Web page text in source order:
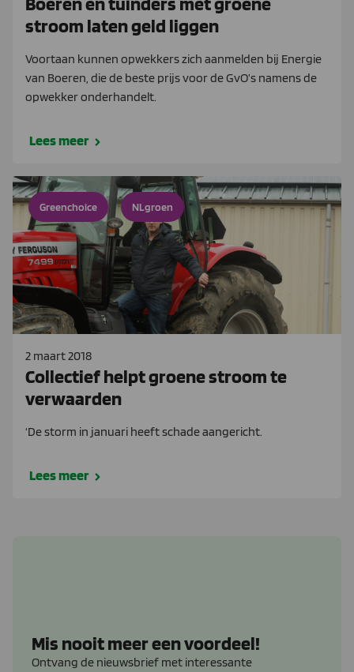
stroom laten geld liggen
Voortaan kunnen opwekkers zich aanmelden bij Energie
van Boeren, die de beste prijs voor de GvO’s namens de
opwekker onderhandelt.
Lees meer
Greenchoice NLgroen
2 maart 2018
Collectief helpt groene stroom te
verwaarden
‘De storm in januari heeft schade aangericht.
Lees meer
Mis nooit meer een voordeel!
Ontvang de nieuwsbrief met interessante